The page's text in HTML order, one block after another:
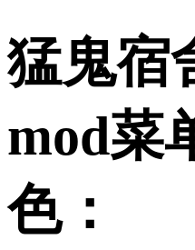
猛鬼宿
mod菜
色：